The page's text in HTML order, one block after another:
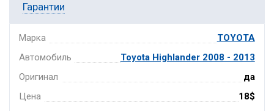
Гарантии
Марка
TOYOTA
Автомобиль
Toyota Highlander 2008 - 2013
Оригинал
да
Цена
18$